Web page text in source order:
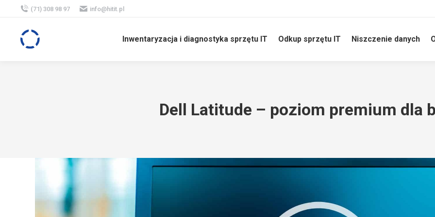
(71) 308 98 97 info@hitit.pl
Inwentaryzacja i diagnostyka sprzętu IT Odkup sprzętu IT Niszczenie danych
Dell Latitude – poziom premium dla